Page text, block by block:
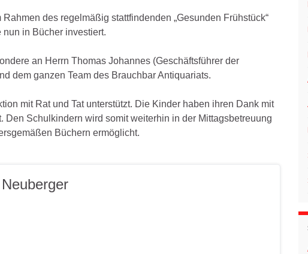
des regelmäßig stattfindenden „Gesunden Frühstück“
in Bücher investiert.
an Herrn Thomas Johannes (Geschäftsführer der
dem ganzen Team des Brauchbar Antiquariats.
mit Rat und Tat unterstützt. Die Kinder haben ihren Dank mit
Den Schulkindern wird somit weiterhin in der Mittagsbetreuung
Büchern ermöglicht.